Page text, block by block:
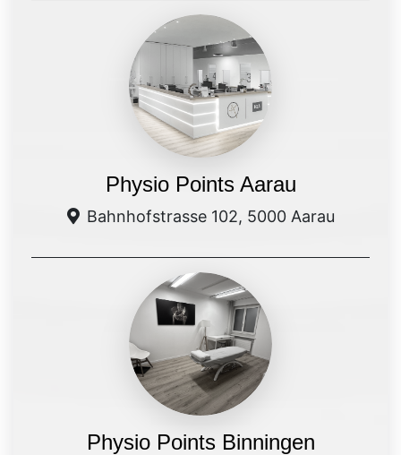
Physio Points Aarau
Bahnhofstrasse 102, 5000 Aarau
Physio Points Binningen